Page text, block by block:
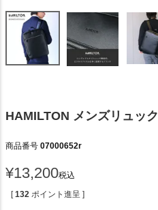
HAMILTON メンズリュック
商品番号 07000652r
¥13,200税込
[ 132 ポイント進呈 ]